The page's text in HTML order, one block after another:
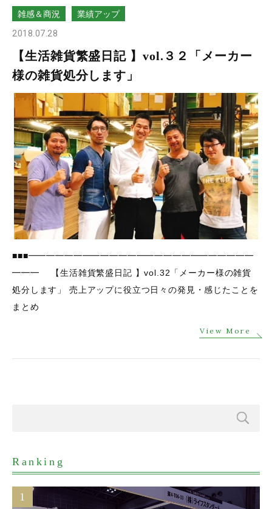
雑感＆商況 業績アップ
2018.07.28
【生活雑貨繁盛日記 】vol.３２「メーカー
様の雑貨処分します」
■■■━━━━━━━━━━━━━━━━━━━━━━━━━
━━━ 【生活雑貨繁盛日記 】vol.32「メーカー様の雑貨
処分します」 売上アップに役立つ日々の発見・感じたことを
まとめ
View More
Ranking
1